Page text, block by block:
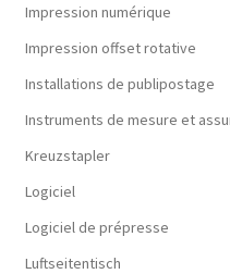
Impression numérique
Impression offset rotative
Installations de publipostage
Instruments de mesure et
Kreuzstapler
Logiciel
Logiciel de prépresse
Luftseitentisch